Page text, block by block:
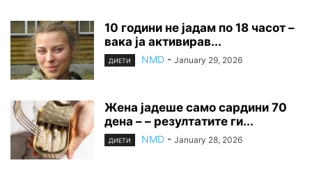
10 години не јадам по 18 часот –
вака ја активирав...
ДИЕТИ NMD - January 29, 2026
Жена јадеше само сардини 70
дена – – резултатите ги...
ДИЕТИ NMD - January 28, 2026